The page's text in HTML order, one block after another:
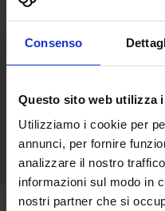
Consenso
Questo sito web utilizza
Utilizziamo i cookie per
annunci, per fornire
analizzare il nostro
informazioni sul modo in
nostri partner che si